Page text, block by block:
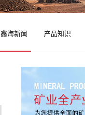
鑫海新闻 产品知识